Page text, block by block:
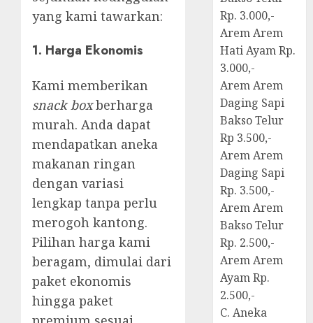
yang kami tawarkan:
1. Harga Ekonomis
Kami memberikan
snack boxberharga
murah. Anda dapat
mendapatkan aneka
makanan ringan
dengan variasi
lengkap tanpa perlu
merogoh kantong.
Pilihan harga kami
beragam, dimulai dari
paket ekonomis
hingga paket
Rp. 3.000,-
Arem Arem
Hati Ayam Rp.
3.000,-
Arem Arem
Daging Sapi
Bakso Telur
Rp 3.500,-
Arem Arem
Daging Sapi
Rp. 3.500,-
Arem Arem
Bakso Telur
Rp. 2.500,-
Arem Arem
Ayam Rp.
2.500,-
C. Aneka